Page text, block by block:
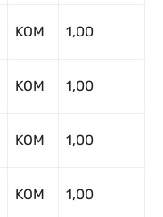
KOM 1,00
KOM 1,00
KOM 1,00
KOM 1,00